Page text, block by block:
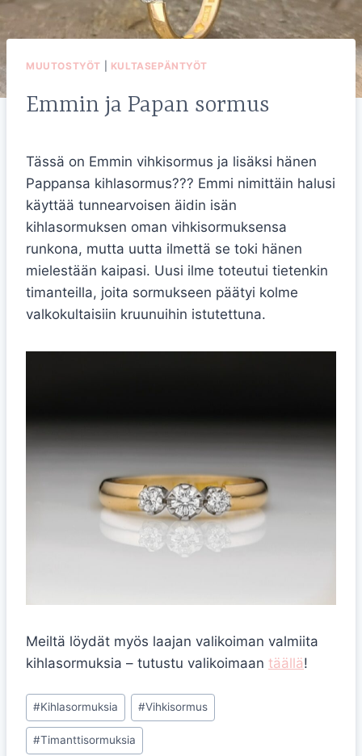
MUUTOSTYÖT KULTASEPÄNTYÖT
Emmin ja Papan sormus
Tässä on Emmin vihkisormus ja lisäksi hänen
Pappansa kihlasormus??? Emmi nimittäin halusi
käyttää tunnearvoisen äidin isän
kihlasormuksen oman vihkisormuksensa
runkona, mutta uutta ilmettä se toki hänen
mielestään kaipasi. Uusi ilme toteutui tietenkin
timanteilla, joita sormukseen päätyi kolme
valkokultaisiin kruunuihin istutettuna.
Meiltä löydät myös laajan valikoiman valmiita
kihlasormuksia – tutustu valikoimaan täällä!
Avainsanat:
#Kihlasormuksia #Vihkisormus
#Timanttisormuksia